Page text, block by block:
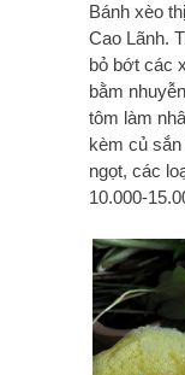
Bánh xèo
Cao Lãnh.
bỏ bớt các
bằm
tôm làm
kèm củ
ngọt, các
10.000-